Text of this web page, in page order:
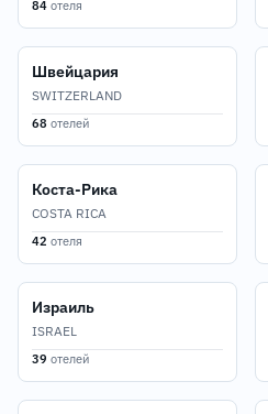
84 отеля
Швейцария
SWITZERLAND
68 отелей
Коста-Рика
COSTA RICA
42 отеля
Израиль
ISRAEL
39 отелей